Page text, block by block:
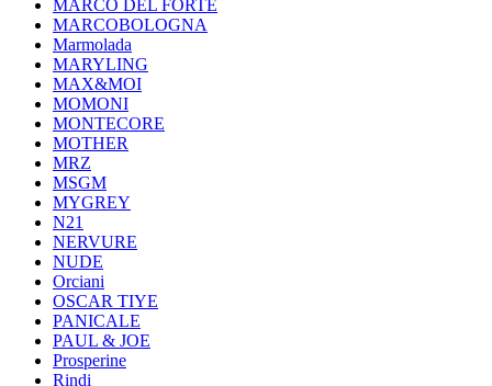
MARCO DEL FORTE
MARCOBOLOGNA
Marmolada
MARYLING
MAX&MOI
MOMONI
MONTECORE
MOTHER
MRZ
MSGM
MYGREY
N21
NERVURE
NUDE
Orciani
OSCAR TIYE
PANICALE
PAUL & JOE
Prosperine
Rindi